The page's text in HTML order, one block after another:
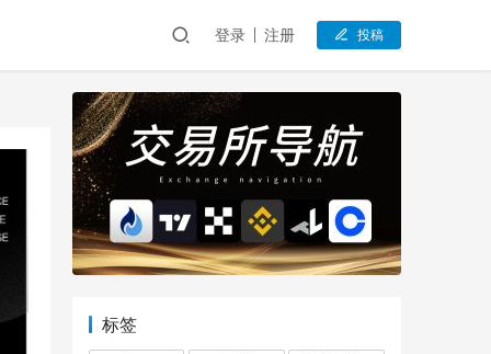
登录 注册 投稿
标签